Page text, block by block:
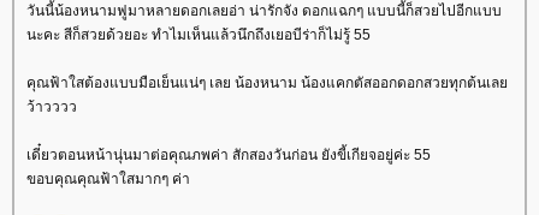
วันนี้น้องหนามฟูมาหลายดอกเลยอ่า น่ารักจัง ดอกแฉกๆ แบบนี้ก็สวยไปอีกแบบ
นะคะ สีก็สวยด้วยอะ ทำไมเห็นแล้วนึกถึงเยอบีร่าก็ไม่รู้ 55
คุณฟ้าใสต้องแบบมือเย็นแน่ๆ เลย น้องหนาม น้องแคกตัสออกดอกสวยทุกต้นเล
ว้าวววว
เดี๋ยวตอนหน้านุ่นมาต่อคุณภพค่า สักสองวันก่อน ยังขี้เกียจอยู่ค่ะ 55
ขอบคุณคุณฟ้าใสมากๆ ค่า